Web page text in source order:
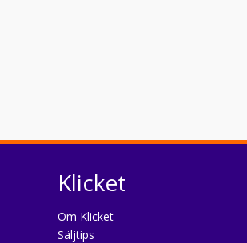
Klicket
Om Klicket
Säljtips